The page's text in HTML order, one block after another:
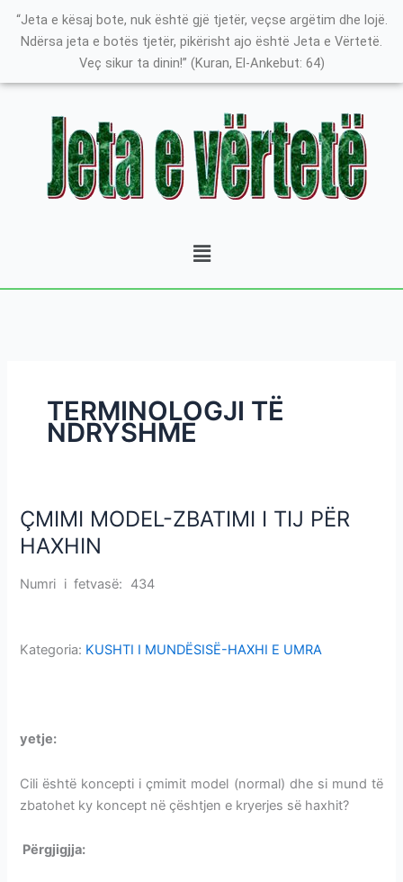
“Jeta e kësaj bote, nuk është gjë tjetër, veçse argëtim dhe lojë.
Ndërsa jeta e botës tjetër, pikërisht ajo është Jeta e Vërtetë.
Veç sikur ta dinin!” (Kuran, El-Ankebut: 64)
Menu
TERMINOLOGJI TË
NDRYSHME
ÇMIMI MODEL-ZBATIMI I TIJ PËR
HAXHIN
Numri i fetvasë: 434
Kategoria: KUSHTI I MUNDËSISË-HAXHI E UMRA
yetje:
Cili është koncepti i çmimit model (normal) dhe si mund të
zbatohet ky koncept në çështjen e kryerjes së haxhit?
Përgjigjja:
ÇMIMI
MODEL-
ZBATIMI
I
HAXHIN
K
a
e
e